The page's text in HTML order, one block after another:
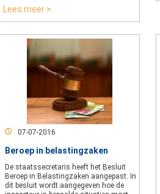
Lees meer >
07-07-2016
Beroep in belastingzaken
De staatssecretaris heeft het Besluit
Beroep in Belastingzaken aangepast. In
dit besluit wordt aangegeven hoe de